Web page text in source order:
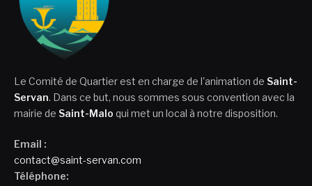
Le Comité de Quartier est en charge de l'animation de Saint-
Servan. Dans ce but, nous sommes sous convention avec la
mairie de Saint-Malo qui met un local à notre disposition.
Email :
contact@saint-servan.com
Téléphone: